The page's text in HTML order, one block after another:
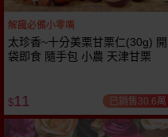
解饞必備小零嘴
太珍香~十分美栗甘栗仁(30g) 開
袋即食 隨手包 小農 天津甘栗
$11 已銷售30.6萬